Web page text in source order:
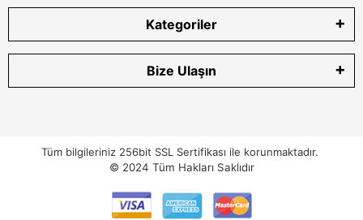
Kategoriler
Bize Ulaşın
Tüm bilgileriniz 256bit SSL Sertifikası ile korunmaktadır.
© 2024 Tüm Hakları Saklıdır